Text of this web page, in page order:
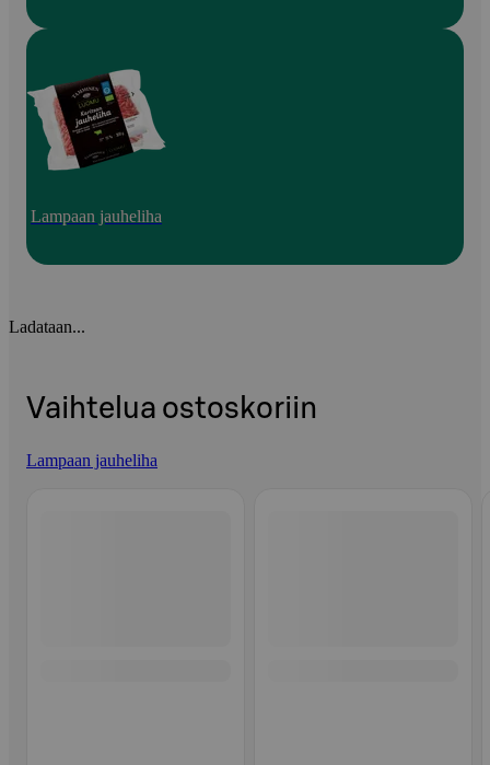
Lampaan jauheliha
Ladataan...
Vaihtelua ostoskoriin
Lampaan jauheliha